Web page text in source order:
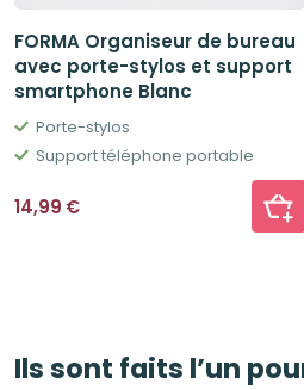
FORMA Organiseur de bureau
avec porte-stylos et support
smartphone Blanc
Porte-stylos
Support téléphone portable
14,99 €
Ils sont faits l’un